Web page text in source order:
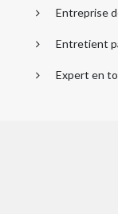
Entreprise
Entretient
Expert en